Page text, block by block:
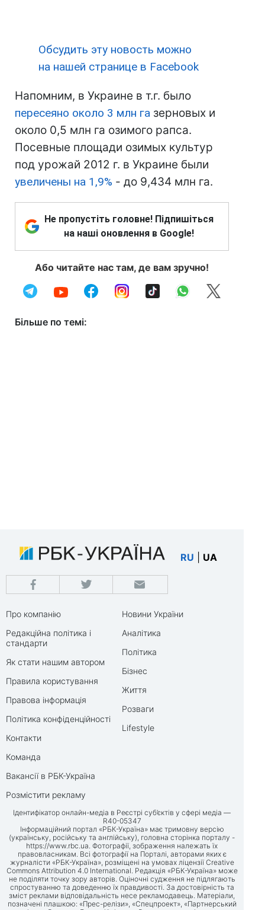
Обсудить эту новость можно
на нашей странице в Facebook
Напомним, в Украине в т.г. было
пересеяно около 3 млн га зерновых и
около 0,5 млн га озимого рапса.
Посевные площади озимых культур
под урожай 2012 г. в Украине были
увеличены на 1,9% - до 9,434 млн га.
Не пропустіть головне! Підпишіться
на наші оновлення в Google!
Або читайте нас там, де вам зручно!
Більше по темі:
RU UA
Про компанію
Редакційна політика і
стандарти
Як стати нашим автором
Правила користування
Правова інформація
Політика конфіденційності
Контакти
Команда
Вакансії в РБК-Україна
Розмістити рекламу
Новини України
Аналітика
Політика
Бізнес
Життя
Розваги
Lifestyle
Ідентифікатор онлайн-медіа в Реєстрі суб’єктів у сфері медіа —
R40-05347
Інформаційний портал «РБК-Україна» має тримовну версію
(українську, російську та англійську), головна сторінка порталу -
https://www.rbc.ua. Фотографії, зображення належать їх
правовласникам. Всі фотографії на Порталі, авторами яких є
журналісти «РБК-Україна», розміщені на умовах ліцензії Creative
Commons Attribution 4.0 International. Редакція «РБК-Україна» може
не поділяти точку зору авторів. Оціночні судження не підлягають
спростуванню та доведенню їх правдивості. За достовірність та
зміст реклами відповідальність несе рекламодавець. Матеріали,
позначені плашкою: «Прес-релізи», «Спецпроект», «Партнерський